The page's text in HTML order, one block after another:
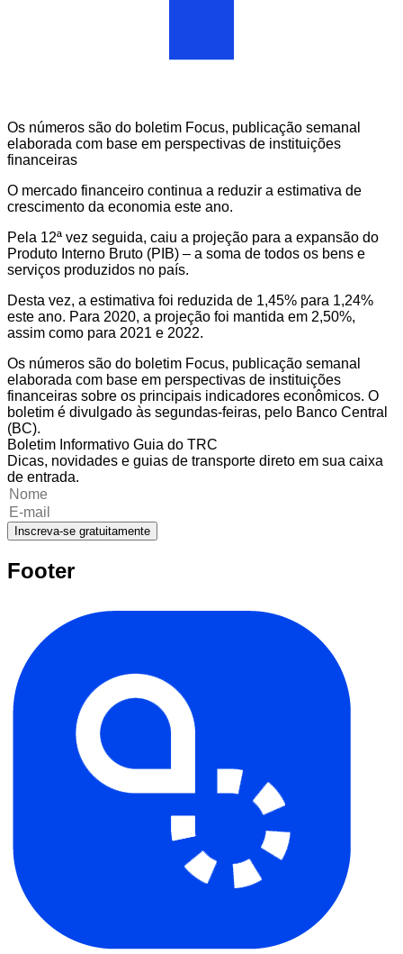
Os números são do boletim Focus, publicação semanal
elaborada com base em perspectivas de instituições
financeiras
O mercado financeiro continua a reduzir a estimativa de
crescimento da economia este ano.
Pela 12ª vez seguida, caiu a projeção para a expansão do
Produto Interno Bruto (PIB) – a soma de todos os bens e
serviços produzidos no país.
Desta vez, a estimativa foi reduzida de 1,45% para 1,24%
este ano. Para 2020, a projeção foi mantida em 2,50%,
assim como para 2021 e 2022.
Os números são do boletim Focus, publicação semanal
elaborada com base em perspectivas de instituições
financeiras sobre os principais indicadores econômicos. O
boletim é divulgado às segundas-feiras, pelo Banco Central
(BC).
Boletim Informativo Guia do TRC
Dicas, novidades e guias de transporte direto em sua caixa
de entrada.
Inscreva-se gratuitamente
Footer